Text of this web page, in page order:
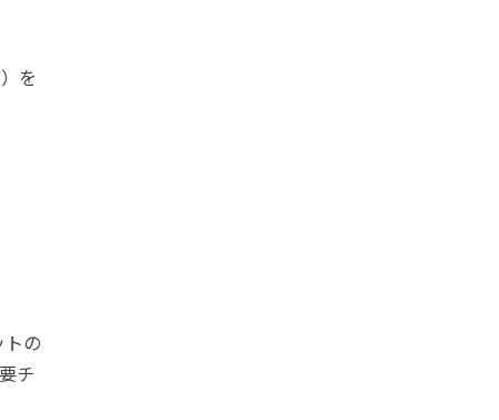
を
の
チ